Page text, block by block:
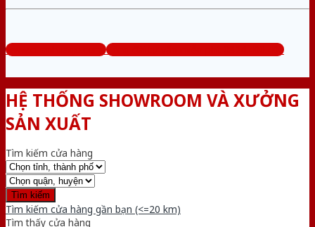
www.cuanhuago.com Tổng đài tư vấn miễn phí: 0824.400.400
HỆ THỐNG SHOWROOM VÀ XƯỞNG
SẢN XUẤT
Tìm kiếm cửa hàng
Tìm kiếm cửa hàng gần bạn (<=20 km)
Tìm thấy cửa hàng